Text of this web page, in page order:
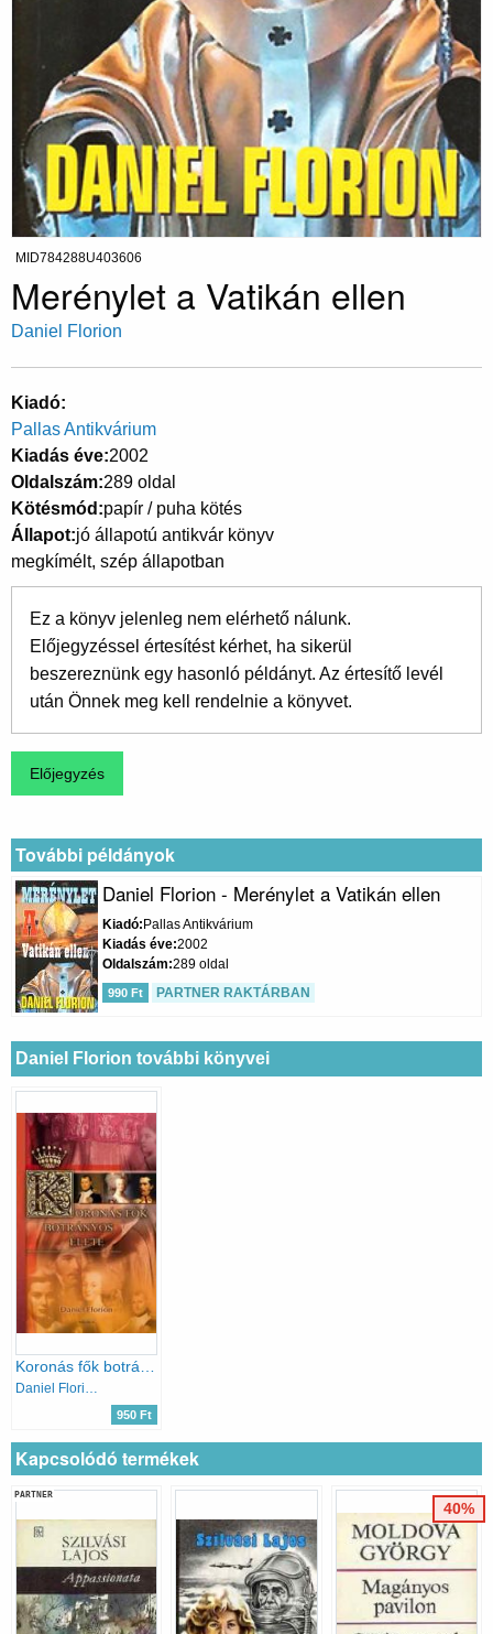
MID784288U403606
Merénylet a Vatikán ellen
Daniel Florion
Kiadó
Pallas Antikvárium
Kiadás éve 2002
Oldalszám 289 oldal
Kötésmód papír / puha kötés
Állapot jó állapotú antikvár könyv
megkímélt, szép állapotban
Ez a könyv jelenleg nem elérhető nálunk.
Előjegyzéssel értesítést kérhet, ha sikerül
beszereznünk egy hasonló példányt. Az értesítő levél
után Önnek meg kell rendelnie a könyvet.
További példányok
Daniel Florion - Merénylet a Vatikán ellen
Kiadó Pallas Antikvárium
Kiadás éve 2002
Oldalszám 289 oldal
990 Ft PARTNER RAKTÁRBAN
Daniel Florion további könyvei
Daniel Florion
950 Ft
Kapcsolódó termékek
PARTNER
40%